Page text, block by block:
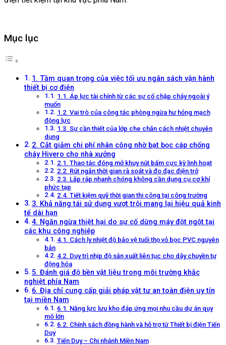
Mục lục
1. Tầm quan trọng của việc tối ưu ngân sách vận hành
thiết bị cơ điện
1.1. Áp lực tài chính từ các sự cố chập cháy ngoài ý
muốn
1.2. Vai trò của công tác phòng ngừa hư hỏng mạch
động lực
1.3. Sự cần thiết của lớp che chắn cách nhiệt chuyên
dụng
2. Cắt giảm chi phí nhân công nhờ bạt bọc cáp chống
cháy Hivero cho nhà xưởng
2.1. Thao tác đóng mở khuy nút bấm cực kỳ linh hoạt
2.2. Rút ngắn thời gian rà soát và đo đạc điện trở
2.3. Lắp ráp nhanh chóng không cần dụng cụ cơ khí
phức tạp
2.4. Tiết kiệm quỹ thời gian thi công tại công trường
3. Khả năng tái sử dụng vượt trội mang lại hiệu quả kinh
tế dài hạn
4. Ngăn ngừa thiệt hại do sự cố dừng máy đột ngột tại
các khu công nghiệp
4.1. Cách ly nhiệt độ bảo vệ tuổi thọ vỏ bọc PVC nguyên
bản
4.2. Duy trì nhịp độ sản xuất liên tục cho dây chuyền tự
động hóa
5. Đánh giá độ bền vật liệu trong môi trường khắc
nghiệt phía Nam
6. Địa chỉ cung cấp giải pháp vật tư an toàn điện uy tín
tại miền Nam
6.1. Năng lực lưu kho đáp ứng mọi nhu cầu dự án quy
mô lớn
6.2. Chính sách đồng hành và hỗ trợ từ Thiết bị điện Tiến
Duy
Tiến Duy – Chi nhánh Miền Nam